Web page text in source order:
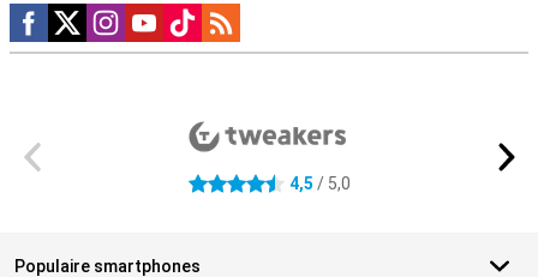
Social media
4.5 sterren 4,5 / 5,0
Populaire smartphones